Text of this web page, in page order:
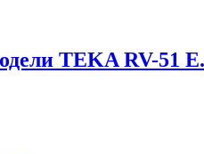
TEKA RV-51 E.